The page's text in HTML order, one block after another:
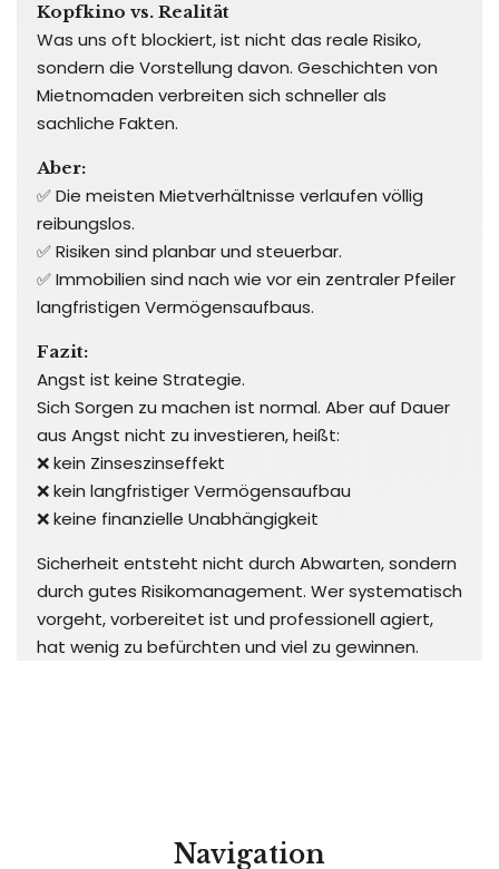
Kopfkino vs. Realität
Was uns oft blockiert, ist nicht das reale Risiko,
sondern die Vorstellung davon. Geschichten von
Mietnomaden verbreiten sich schneller als
sachliche Fakten.
Aber:
✅ Die meisten Mietverhältnisse verlaufen völlig
reibungslos.
✅ Risiken sind planbar und steuerbar.
✅ Immobilien sind nach wie vor ein zentraler Pfeiler
langfristigen Vermögensaufbaus.
Fazit:
Angst ist keine Strategie.
Sich Sorgen zu machen ist normal. Aber auf Dauer
aus Angst nicht zu investieren, heißt:
❌ kein Zinseszinseffekt
❌ kein langfristiger Vermögensaufbau
❌ keine finanzielle Unabhängigkeit
Sicherheit entsteht nicht durch Abwarten, sondern
durch gutes Risikomanagement. Wer systematisch
vorgeht, vorbereitet ist und professionell agiert,
hat wenig zu befürchten und viel zu gewinnen.
Navigation